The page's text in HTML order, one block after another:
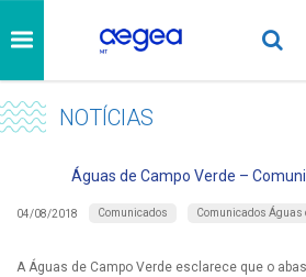
NOTÍCIAS
Águas de Campo Verde –
04/08/2018 Comunicados Comunicados Águas
A Águas de Campo Verde esclarece que o